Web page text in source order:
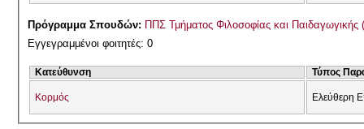
Πρόγραμμα Σπουδών: ΠΠΣ Τμήματος Φιλοσοφίας και Παιδαγωγικής
Εγγεγραμμένοι φοιτητές: 0
Κατεύθυνση Τύπος
Κορμός Ελεύθερη